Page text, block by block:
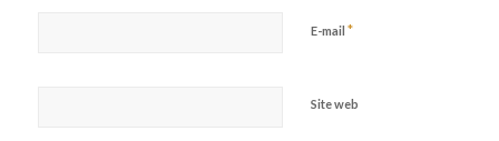
E-mail *
Site web